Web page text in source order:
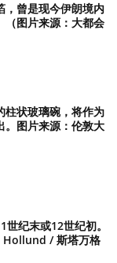
，曾是现今伊朗境内
（图片来源：大都会
柱状玻璃碗，将作为
。图片来源：伦敦大
纪末或12世纪初。
Hollund / 斯塔万格